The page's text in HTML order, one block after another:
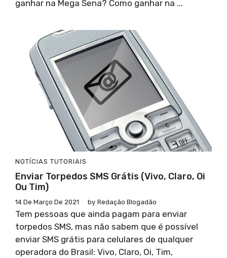
ganhar na Mega Sena? Como ganhar na ...
NOTÍCIAS TUTORIAIS
Enviar Torpedos SMS Grátis (Vivo, Claro, Oi
Ou Tim)
14 De Março De 2021 by Redação Blogadão
Tem pessoas que ainda pagam para enviar
torpedos SMS, mas não sabem que é possível
enviar SMS grátis para celulares de qualquer
operadora do Brasil: Vivo, Claro, Oi, Tim,